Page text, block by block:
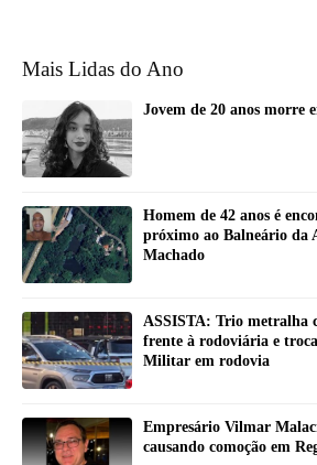
Mais Lidas do Ano
Jovem de 20 anos morre
Homem de 42 anos é
próximo ao Balneário da
Machado
ASSISTA: Trio metralha
frente à rodoviária e
Militar em rodovia
Empresário Vilmar
causando comoção em